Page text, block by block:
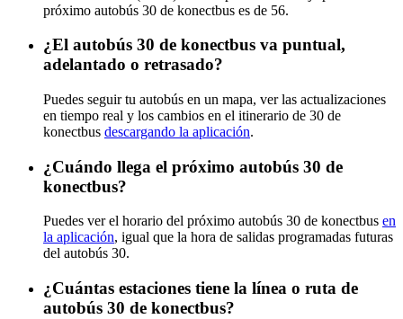
próximo autobús 30 de konectbus es de 56.
¿El autobús 30 de konectbus va puntual,
adelantado o retrasado?
Puedes seguir tu autobús en un mapa, ver las actualizaciones
en tiempo real y los cambios en el itinerario de 30 de
konectbus descargando la aplicación.
¿Cuándo llega el próximo autobús 30 de
konectbus?
Puedes ver el horario del próximo autobús 30 de konectbus en
la aplicación, igual que la hora de salidas programadas futuras
del autobús 30.
¿Cuántas estaciones tiene la línea o ruta de
autobús 30 de konectbus?